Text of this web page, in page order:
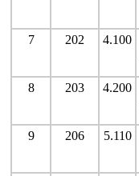
7 202 4.100
8
203 4.200
9
206 5.110